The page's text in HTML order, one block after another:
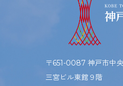
〒651-0087 神戸市中
三宮ビル東館９階